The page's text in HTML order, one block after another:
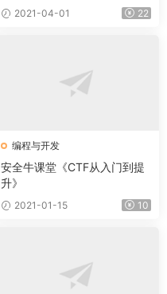
2021-04-01 22
编程与开发
安全牛课堂《CTF从入门到提
升》
2021-01-15 10